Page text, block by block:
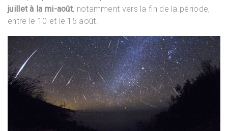
juillet à la mi-août, notamment vers la fin de la période,
entre le 10 et le 15 août.